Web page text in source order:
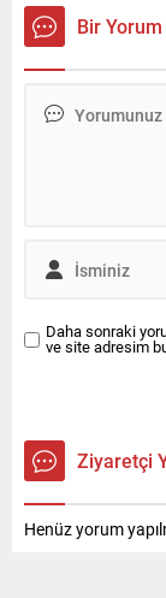
tarafından
edilen ve 35 ilde
2026 itibarıyla
Bir Yorum
Daha sonraki
ve site adresim
Ziyaretçi
Henüz yorum